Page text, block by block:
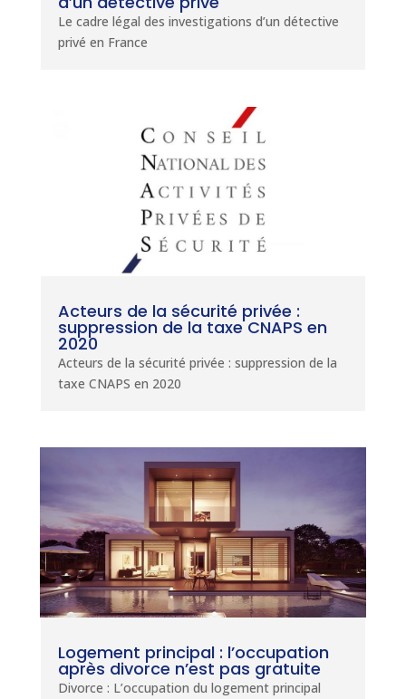
Le cadre légal des investigations d’un détective
privé en France
Acteurs de la sécurité privée :
suppression de la taxe CNAPS en
2020
Acteurs de la sécurité privée : suppression de la
taxe CNAPS en 2020
Logement principal : l’occupation
après divorce n’est pas gratuite
Divorce : L’occupation du logement principal